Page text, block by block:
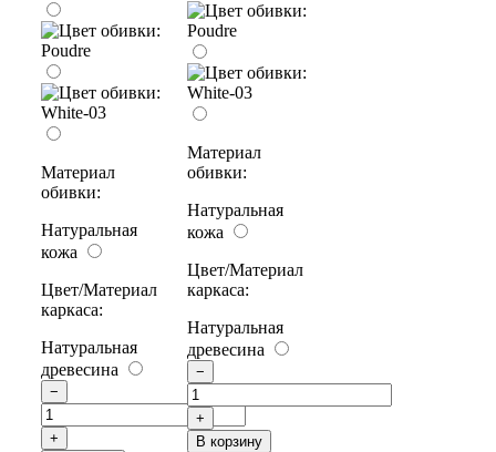
Материал
обивки:
Натуральная
кожа
Цвет/Материал
каркаса:
Натуральная
древесина
−
+
Материал
обивки:
Натуральная
кожа
Цвет/Материал
каркаса:
Натуральная
древесина
−
+
В корзину